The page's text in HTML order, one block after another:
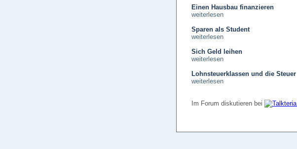
Einen Hausbau finanzieren
weiterlesen
Sparen als Student
weiterlesen
Sich Geld leihen
weiterlesen
Lohnsteuerklassen und die Steuer
weiterlesen
Im Forum diskutieren bei